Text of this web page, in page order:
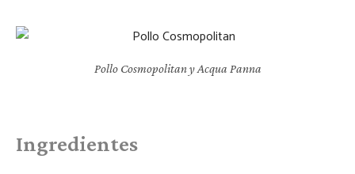
Pollo Cosmopolitan y Acqua Panna
Ingredientes